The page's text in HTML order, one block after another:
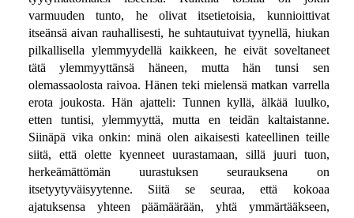
varmuuden tunto, he olivat itsetietoisia, kunnioittivat
itseänsä aivan rauhallisesti, he suhtautuivat tyynellä, hiukan
pilkallisella ylemmyydellä kaikkeen, he eivät soveltaneet
tätä ylemmyyttänsä häneen, mutta hän tunsi sen
olemassaolosta raivoa. Hänen teki mielensä matkan varrella
erota joukosta. Hän ajatteli: Tunnen kyllä, älkää luulko,
etten tuntisi, ylemmyyttä, mutta en teidän kaltaistanne.
Siinäpä vika onkin: minä olen aikaisesti kateellinen teille
siitä, että olette kyenneet uurastamaan, sillä juuri tuon,
herkeämättömän uurastuksen seurauksena on
itsetyytyväisyytenne. Siitä se seuraa, että kokoaa
ajatuksensa yhteen päämäärään, yhtä ymmärtääkseen,